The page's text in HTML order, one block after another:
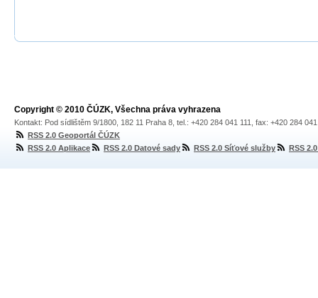
Copyright © 2010 ČÚZK, Všechna práva vyhrazena
Kontakt: Pod sídlištěm 9/1800, 182 11 Praha 8, tel.: +420 284 041 111, fax: +420 284
RSS 2.0 Geoportál ČÚZK
RSS 2.0 Aplikace
RSS 2.0 Datové sady RSS 2.0 Síťové služby RSS